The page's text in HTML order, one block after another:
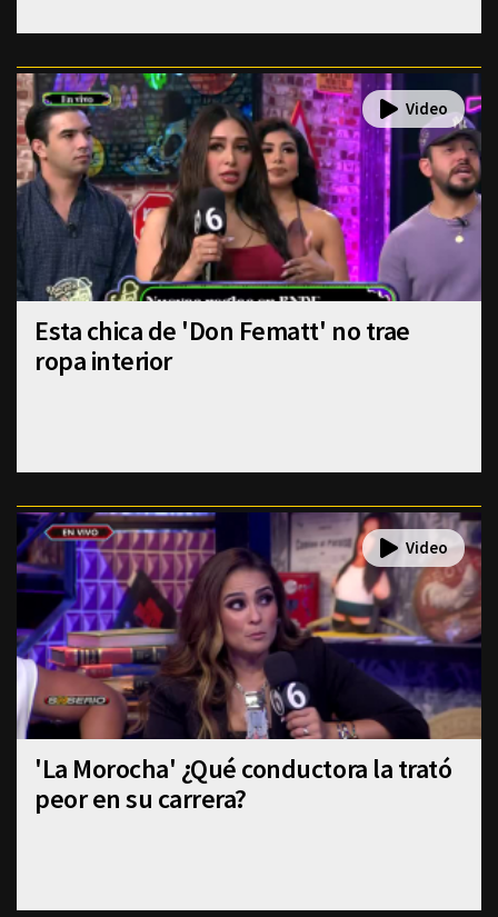
Esta chica de 'Don Fematt' no trae
ropa interior
'La Morocha' ¿Qué conductora la trató
peor en su carrera?